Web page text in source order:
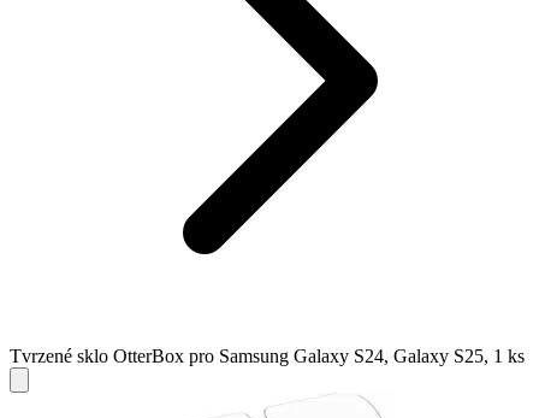
Tvrzené sklo OtterBox pro Samsung Galaxy S24, Galaxy S25, 1 ks